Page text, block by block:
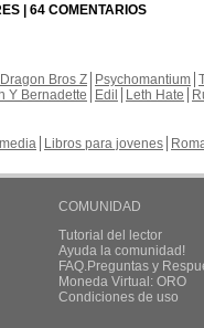
| 64 COMENTARIOS
Bros Z Psychomantium
Y Bernadette Edil Leth Hate
Libros para jovenes
COMUNIDAD
Tutorial del lector
Ayuda la comunidad!
FAQ.Preguntas y
Moneda Virtual: ORO
Condiciones de uso